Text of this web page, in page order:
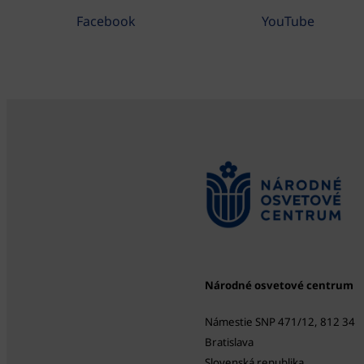
Facebook YouTube
Národné osvetové centrum
Námestie SNP 471/12, 812 34
Bratislava